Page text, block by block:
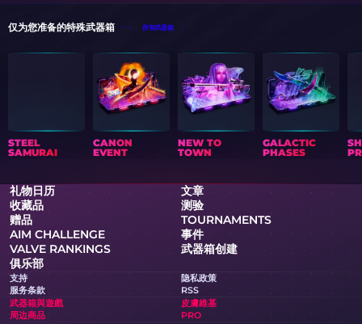
仅为您准备的特殊武器箱 所有武器箱
STEEL
SAMURAI
CANON
EVENT
NEW TO
TOWN
GALACTIC
PHASES
礼物日历
文章
收藏品
测验
赠品
TOURNAMENTS
AIM CHALLENGE
事件
VALVE RANKINGS
武器箱创建
俱乐部
支持
隐私政策
服务条款
RSS
武器箱與遊戲
皮膚維基
周边商品
PRO